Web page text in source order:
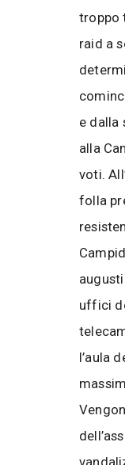
troppo
raid a
e dalla
alla
voti.
folla
uffici
l’aula